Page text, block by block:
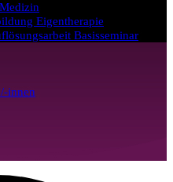
Eigentherapie
Basisseminar
innen